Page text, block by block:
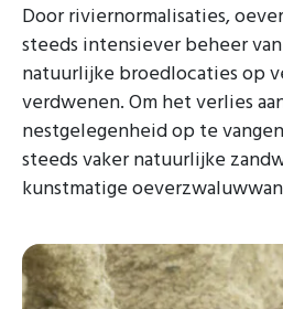
Door riviernormalisaties,
steeds intensiever beheer
natuurlijke broedlocaties op
verdwenen. Om het verlies
nestgelegenheid op te
steeds vaker natuurlijke
kunstmatige